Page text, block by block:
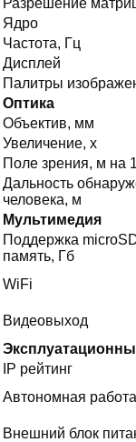
Разрешение
Ядро
Частота, Гц
Дисплей
Палитры
Оптика
Объектив, мм
Увеличение, х
Поле зрения, м на
Дальность
человека, м
Мультимедия
Поддержка
память, Гб
WiFi
Видеовыход
IP рейтинг
Автономная
Внешний блок